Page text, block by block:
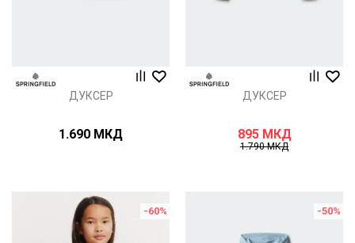
ДУКСЕР
1.690 МКД
ДУКСЕР
895 МКД
1.790МКД
-60% -50%